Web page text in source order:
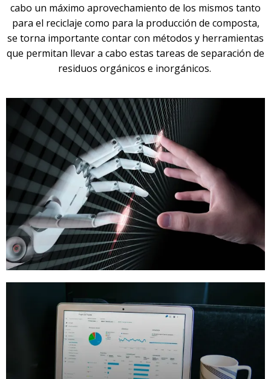
cabo un máximo aprovechamiento de los mismos tanto
para el reciclaje como para la producción de composta,
se torna importante contar con métodos y herramientas
que permitan llevar a cabo estas tareas de separación de
residuos orgánicos e inorgánicos.